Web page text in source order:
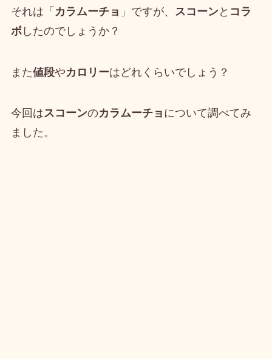
それは「 カラムーチョ 」ですが、 スコーンと コラ
ボしたのでしょうか？
また値段やカロリーはどれくらいでしょう？
今回はスコーンのカラムーチョ について調べてみ
ました。